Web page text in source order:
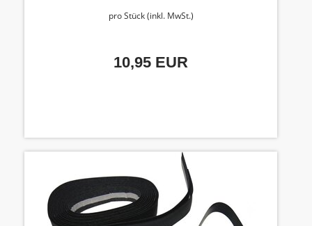
pro Stück (inkl. MwSt.)
10,95 EUR